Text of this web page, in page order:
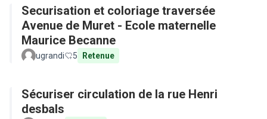
Securisation et coloriage traversée
Avenue de Muret - Ecole maternelle
Maurice Becanne
ugrandi 5 Retenue
Sécuriser circulation de la rue Henri
desbals